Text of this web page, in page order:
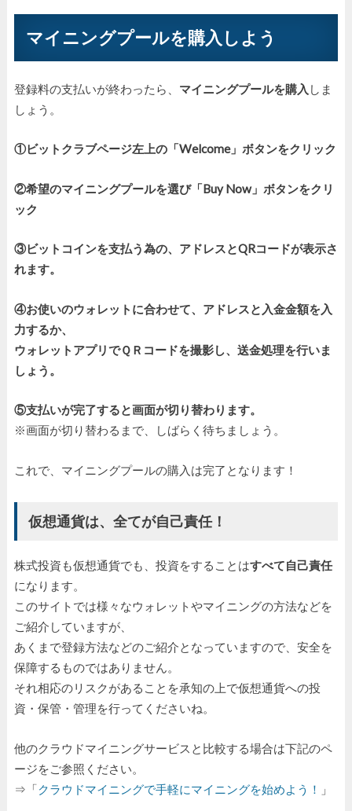
マイニングプールを購入しよう
登録料の支払いが終わったら、 マイニングプールを購入 しま
しょう。
①ビットクラブページ左上の「Welcome」ボタンをクリック
②希望のマイニングプールを選び「Buy Now」ボタンをクリ
ック
③ビットコインを支払う為の、アドレスとQRコードが表示さ
れます。
④お使いのウォレットに合わせて、アドレスと入金金額を入
力するか、
ウォレットアプリでＱＲコードを撮影し、送金処理を行いま
しょう。
⑤支払いが完了すると画面が切り替わります。
※画面が切り替わるまで、しばらく待ちましょう。
これで、マイニングプールの購入は完了となります！
仮想通貨は、全てが自己責任！
株式投資も仮想通貨でも、投資をすることはすべて自己責任
になります。
このサイトでは様々なウォレットやマイニングの方法などを
ご紹介していますが、
あくまで登録方法などのご紹介となっていますので、安全を
保障するものではありません。
それ相応のリスクがあることを承知の上で仮想通貨への投
資・保管・管理を行ってくださいね。
他のクラウドマイニングサービスと比較する場合は下記のペ
ージをご参照ください。
⇒「クラウドマイニングで手軽にマイニングを始めよう！ 」